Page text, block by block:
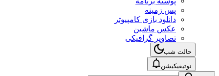
پس زمینه
دانلود بازی کامپیوتر
عکس ماشین
تصاویر گرافیکی
حالت شب
نوتیفیکیشن